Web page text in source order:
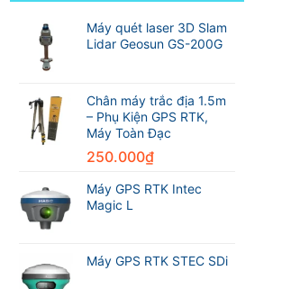
thế
trong
ngành
Award
2026
sánh
M20L
Máy quét laser 3D Slam
Lidar Geosun GS-200G
Chân máy trắc địa 1.5m
– Phụ Kiện GPS RTK,
Máy Toàn Đạc
250.000₫
Máy GPS RTK Intec
Magic L
Máy GPS RTK STEC SDi